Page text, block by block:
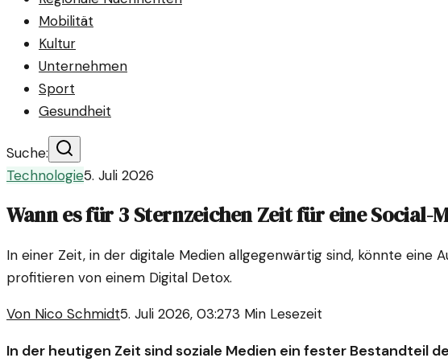
Mobilität
Kultur
Unternehmen
Sport
Gesundheit
Suche:
Technologie5. Juli 2026
Wann es für 3 Sternzeichen Zeit für eine Social-
In einer Zeit, in der digitale Medien allgegenwärtig sind, könnte eine
profitieren von einem Digital Detox.
Von Nico Schmidt5. Juli 2026, 03:273 Min Lesezeit
In der heutigen Zeit sind soziale Medien ein fester Bestandteil